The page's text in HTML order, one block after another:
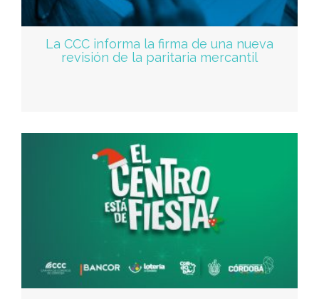
La CCC informa la firma de una nueva
revisión de la paritaria mercantil